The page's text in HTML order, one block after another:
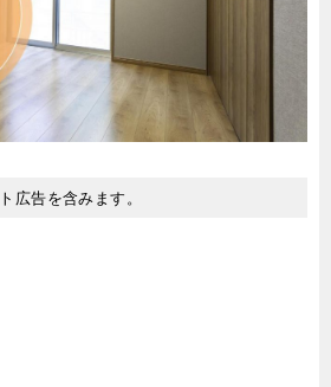
広告を含みます。